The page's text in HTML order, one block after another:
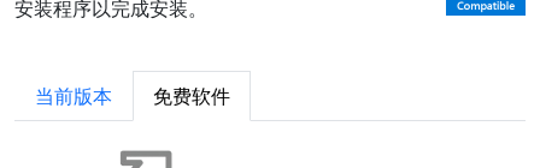
安装程序以完成安装。
当前版本 免费软件